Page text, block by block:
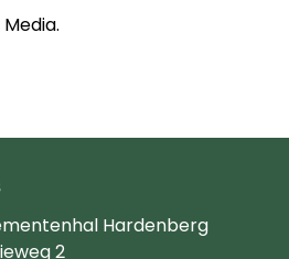
Hardenberg
2